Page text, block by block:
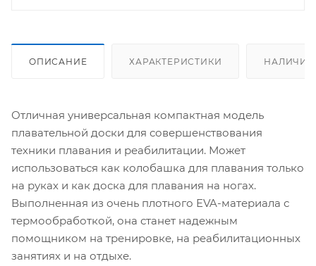
ОПИСАНИЕ ХАРАКТЕРИСТИКИ НАЛИЧИЕ
Отличная универсальная компактная модель
плавательной доски для совершенствования
техники плавания и реабилитации. Может
использоваться как колобашка для плавания только
на руках и как доска для плавания на ногах.
Выполненная из очень плотного EVA-материала с
термообработкой, она станет надежным
помощником на тренировке, на реабилитационных
занятиях и на отдыхе.